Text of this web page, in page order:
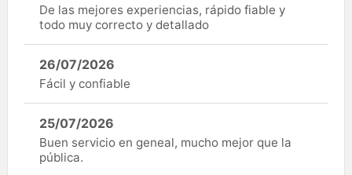
De las mejores experiencias, rápido fiable y
todo muy correcto y detallado
26/07/2026
Fácil y confiable
25/07/2026
Buen servicio en geneal, mucho mejor que la
pública.